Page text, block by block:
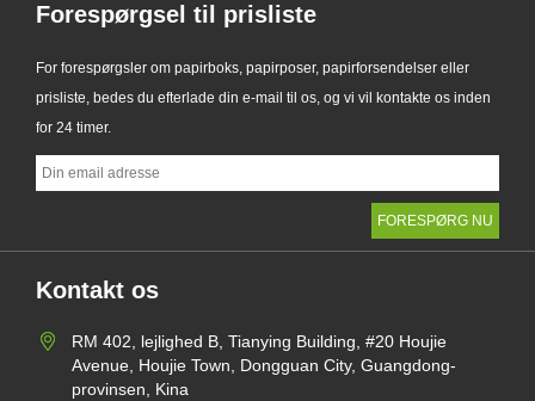
Forespørgsel til prisliste
For forespørgsler om papirboks, papirposer, papirforsendelser eller
prisliste, bedes du efterlade din e-mail til os, og vi vil kontakte os inden
for 24 timer.
Kontakt os
RM 402, lejlighed B, Tianying Building, #20 Houjie
Avenue, Houjie Town, Dongguan City, Guangdong-
provinsen, Kina